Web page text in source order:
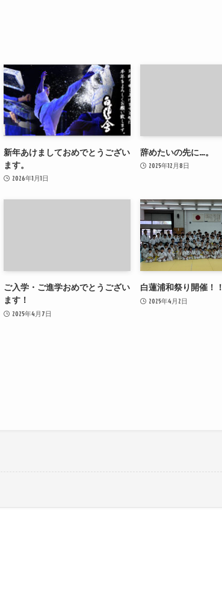
新年あけましておめでとうござい
ます。
2026年1月1日
辞めたいの先に…。
2025年12月8日
ご入学・ご進学おめでとうござい
ます！
2025年4月7日
白蓮浦和祭り開催！！
2025年4月2日